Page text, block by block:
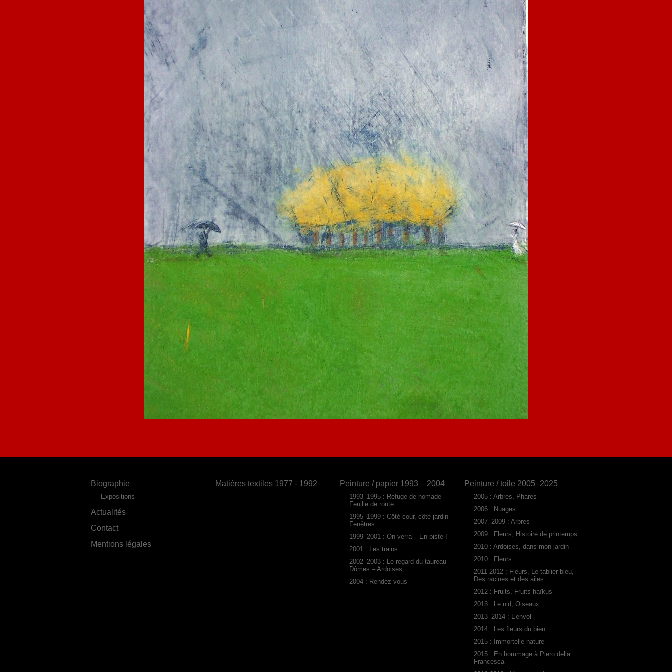
Biographie
Expositions
Actualités
Contact
Mentions légales
Matières textiles 1977 - 1992 Peinture / papier 1993 – 2004
1993–1995 : Refuge de nomade -
Feuille de route
1995–1999 : Côté cour, côté jardin –
Fenêtres
1999–2001 : On verra – En piste !
2001 : Les trains
2002–2003 : Le regard du taureau –
Dômes – Ardoises
2004 : Rendez-vous
Peinture / toile 2005–2025
2005 : Arbres, Phares
2006 : Nuages
2007–2009 : Arbres
2009 : Fleurs, Histoire de printemps
2010 : Ardoises, dans mon jardin
2010 : Fleurs
2011-2012 : Fleurs, Le tablier bleu,
Des racines et des ailes
2012 : Fruits, Fruits haïkus
2013 : Le nid, Oiseaux
2013–2014 : L’envol
2014 : Les fleurs du bien
2015 : Immortelle nature
2015 : En hommage à Piero della
Francesca